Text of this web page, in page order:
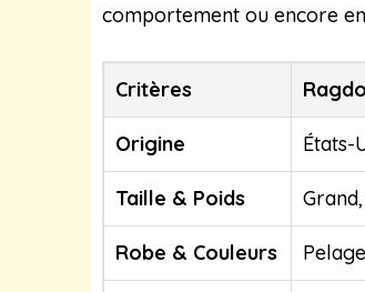
comportement ou encore
Critères
Origine États-
Taille & Poids
Robe & Couleurs